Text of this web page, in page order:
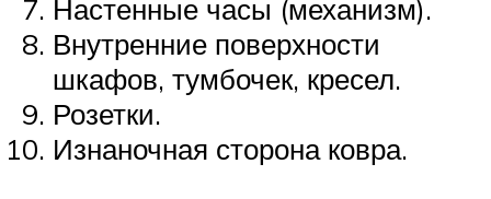
Настенные часы (механизм).
Внутренние поверхности
шкафов, тумбочек, кресел.
Розетки.
Изнаночная сторона ковра.